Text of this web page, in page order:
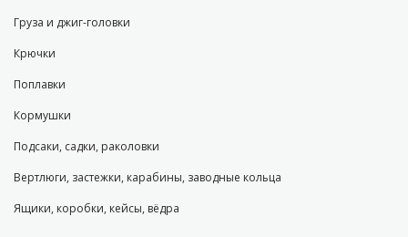
Груза и джиг-головки
Крючки
Поплавки
Кормушки
Подсаки, садки, раколовки
Вертлюги, застежки, карабины, заводные кольца
Ящики, коробки, кейсы, вёдра